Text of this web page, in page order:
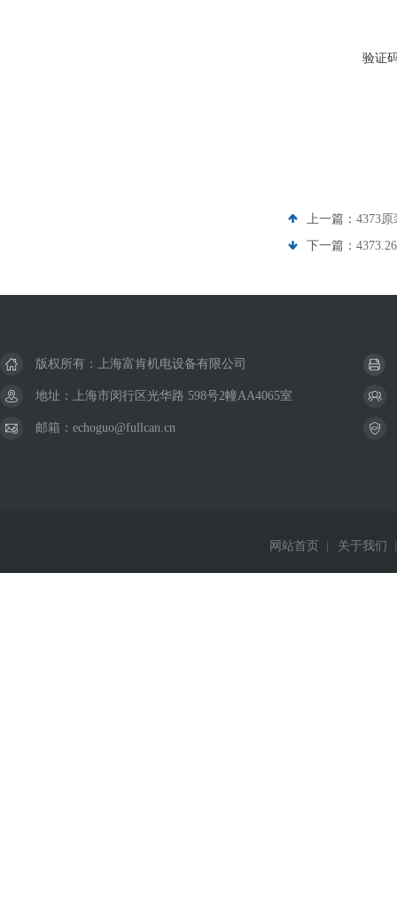
验证
上一篇： 4373
下一篇：
版权所有：上海富肯机电设备有限公司
地址：上海市闵行区光华路 598号2幢AA4065室
邮箱：echoguo@fullcan.cn
网站首页 关于我们